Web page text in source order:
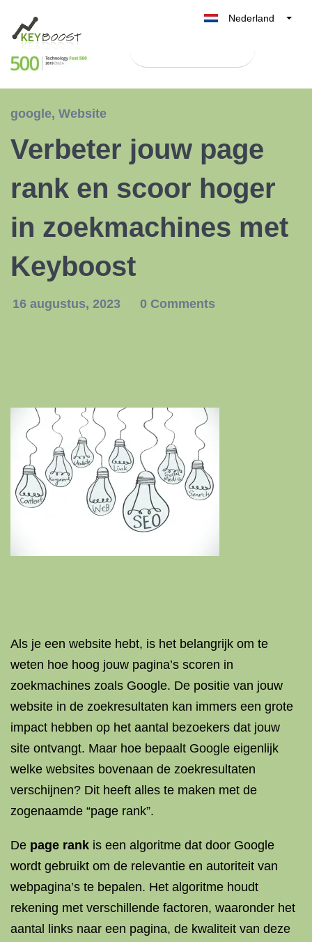
Nederland
België
España
google, Website
Verbeter jouw page
rank en scoor hoger
in zoekmachines met
Keyboost
16 augustus, 2023 0 Comments
Als je een website hebt, is het belangrijk om te
weten hoe hoog jouw pagina’s scoren in
zoekmachines zoals Google. De positie van jouw
website in de zoekresultaten kan immers een grote
impact hebben op het aantal bezoekers dat jouw
site ontvangt. Maar hoe bepaalt Google eigenlijk
welke websites bovenaan de zoekresultaten
verschijnen? Dit heeft alles te maken met de
zogenaamde “page rank”.
De page rank is een algoritme dat door Google
wordt gebruikt om de relevantie en autoriteit van
webpagina’s te bepalen. Het algoritme houdt
rekening met verschillende factoren, waaronder het
aantal links naar een pagina, de kwaliteit van deze